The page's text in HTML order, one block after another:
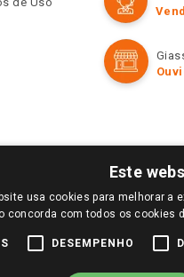
E SELECIONE A LOJA DE SUA
SÃO VÁLIDOS APENAS PARA
Este
usa cookies para melhorar a
concorda com todos os cookies
DESEMPENHO